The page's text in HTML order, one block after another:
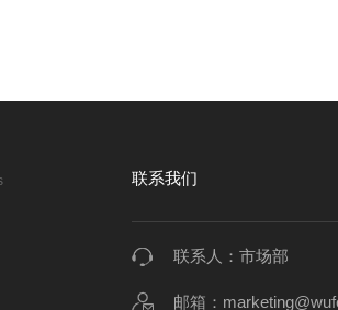
联系我们
联系人：市场部
邮箱：